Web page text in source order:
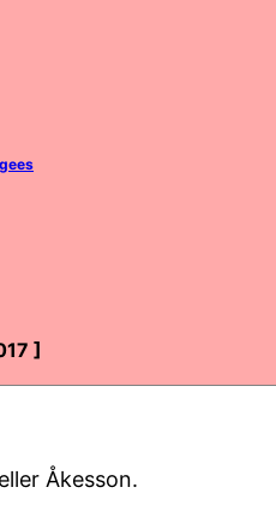
]
Åkesson.